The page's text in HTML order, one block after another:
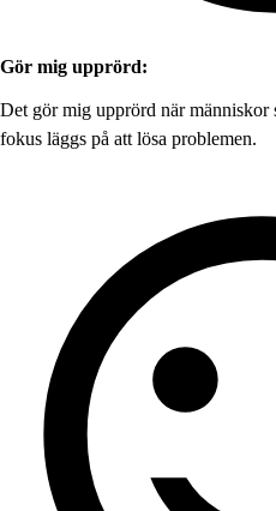
Gör mig upprörd:
Det gör mig upprörd när människor
fokus läggs på att lösa problemen.